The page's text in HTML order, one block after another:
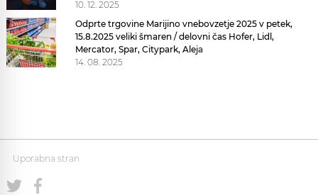
10. 12. 2025
Odprte trgovine Marijino vnebovzetje 2025 v petek,
15.8.2025 veliki šmaren / delovni čas Hofer, Lidl,
Mercator, Spar, Citypark, Aleja
14. 08. 2025
Uporabna stran